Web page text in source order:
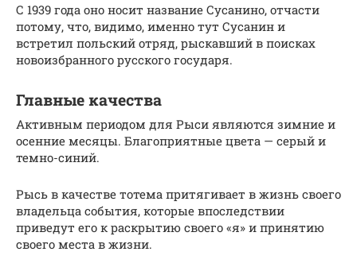
С 1939 года оно носит название Сусанино, отчасти
потому, что, видимо, именно тут Сусанин и
встретил польский отряд, рыскавший в поисках
новоизбранного русского государя.
Главные качества
Активным периодом для Рыси являются зимние и
осенние месяцы. Благоприятные цвета — серый и
темно-синий.
Рысь в качестве тотема притягивает в жизнь своего
владельца события, которые впоследствии
приведут его к раскрытию своего «я» и принятию
своего места в жизни.